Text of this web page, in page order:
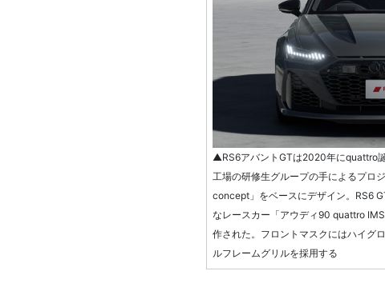
▲RS6アバントGTは2020年にquattro
工場の研修生グループの手によるプロ
concept」をベースにデザイン。RS6
なレースカー「アウディ90 quattro
作された。フロントマスクにはハイグ
ルフレームグリルを採用する